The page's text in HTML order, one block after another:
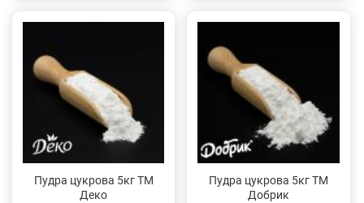
Пудра цукрова 5кг ТМ
Деко
Пудра цукрова 5кг ТМ
Добрик